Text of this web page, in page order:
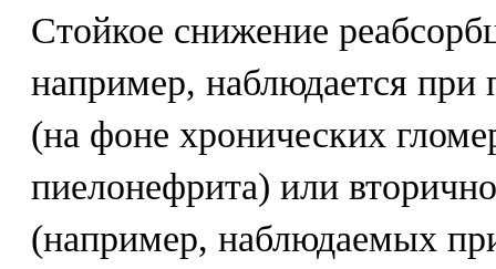
Стойкое снижение
например, наблюдается
(на фоне хронических
пиелонефрита) или
(например, наблюдаемых